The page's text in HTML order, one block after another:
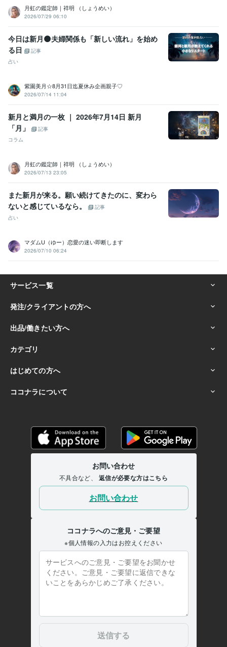
占い 鑑定
悩み相談・カウンセリング
月虹の鑑定師｜祥明 （しょうめい）
2026/07/29 06:10
今日は新月🌑夫婦関係も「新しい流れ」を始め
る日
記事
占い
紫園美月☆8月31日迄夏休み企画親子♡
2026/07/14 11:04
新月と満月の一枚 ｜ 2026年7月14日 新月
「月」
記事
コラム
月虹の鑑定師｜祥明 （しょうめい）
2026/07/13 23:05
また新月が来る。願い続けてきたのに、変わら
ないと感じているなら。
記事
占い
マダムU（ゆー）恋愛の迷い即断します
2026/07/10 06:24